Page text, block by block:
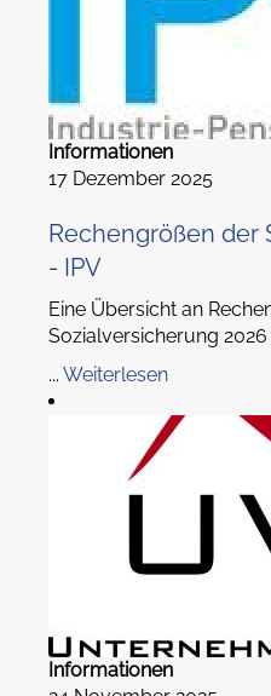
Informationen
17 Dezember 2025
Rechengrößen der
- IPV
Eine Übersicht an
Sozialversicherung
... Weiterlesen
Informationen